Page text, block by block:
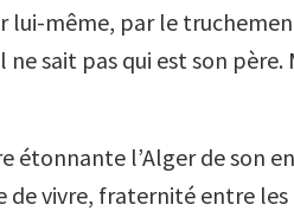
lui-même, par le
sait pas qui est son père.
étonnante l’Alger de son
vivre, fraternité entre les